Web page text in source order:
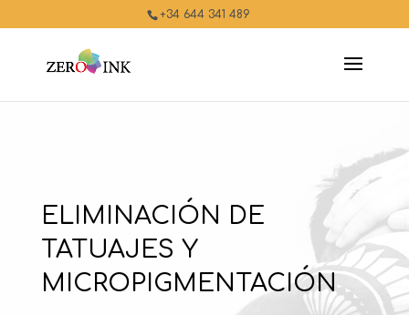
+34 644 341 489
ELIMINACIÓN DE
TATUAJES Y
MICROPIGMENTACIÓN